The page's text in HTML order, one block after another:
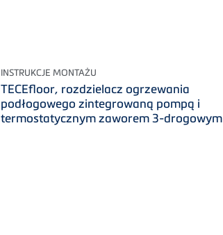
INSTRUKCJE MONTAŻU
TECEfloor, rozdzielacz ogrzewania
podłogowego zintegrowaną pompą i
termostatycznym zaworem 3-drogowym